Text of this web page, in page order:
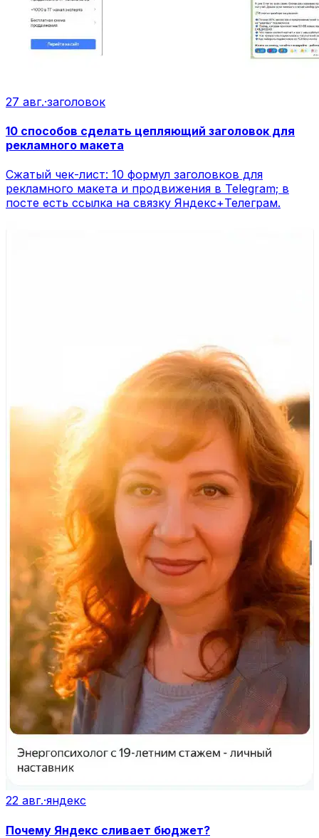
27 авг.·заголовок
10 способов сделать цепляющий заголовок для
рекламного макета
Сжатый чек-лист: 10 формул заголовков для
рекламного макета и продвижения в Telegram; в
посте есть ссылка на связку Яндекс+Телеграм.
22 авг.·яндекс
Почему Яндекс сливает бюджет?